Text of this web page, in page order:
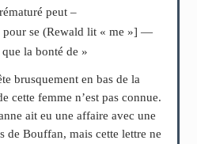
peut –
pour se (Rewald lit « me »] —
la bonté de »
brusquement en bas de la
cette femme n’est pas connue.
ait eu une affaire avec une
de Bouffan, mais cette lettre ne